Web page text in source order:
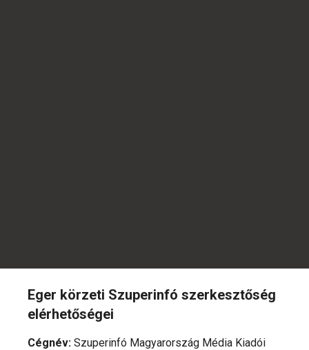
Eger körzeti Szuperinfó szerkesztőség
elérhetőségei
Cégnév: Szuperinfó Magyarország Média Kiadói